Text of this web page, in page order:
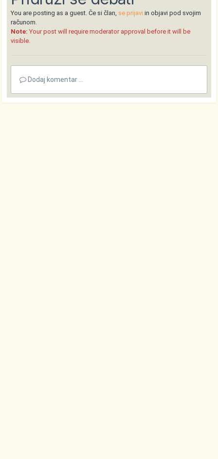
You are posting as a guest. Če si član, se prijavi in objavi pod svojim
računom.
Note: Your post will require moderator approval before it will be
visible.
Dodaj komentar ...